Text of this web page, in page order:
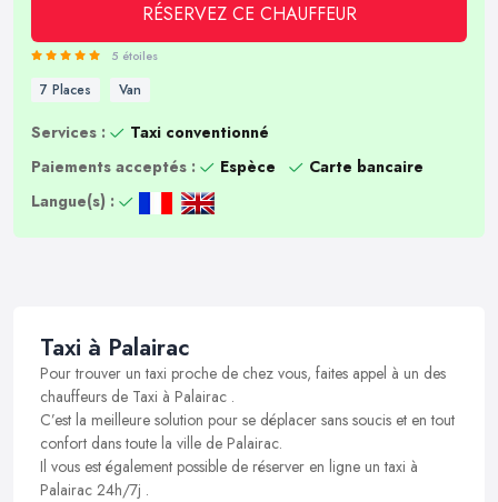
RÉSERVEZ CE CHAUFFEUR
5 étoiles
7 Places Van
Services :
Taxi conventionné
Paiements acceptés :
Espèce
Carte bancaire
Langue(s) :
Taxi à Palairac
Pour trouver un taxi proche de chez vous, faites appel à un des
chauffeurs de Taxi à Palairac .
C’est la meilleure solution pour se déplacer sans soucis et en tout
confort dans toute la ville de Palairac.
Il vous est également possible de réserver en ligne un taxi à
Palairac 24h/7j .